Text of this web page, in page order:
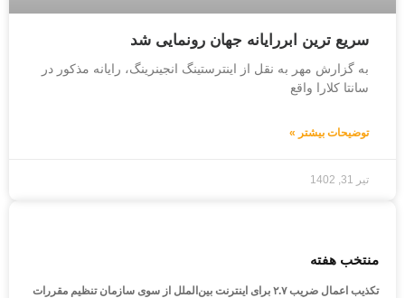
سریع ترین ابررایانه جهان رونمایی شد
به گزارش مهر به نقل از اینترستینگ انجینرینگ، رایانه مذکور در
سانتا کلارا واقع
توضیحات بیشتر »
تیر 31, 1402
منتخب هفته
تکذیب اعمال ضریب ۲.۷ برای اینترنت بین‌الملل از سوی سازمان تنظیم مقررات